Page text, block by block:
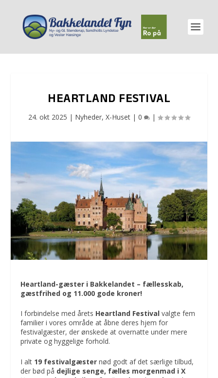
HEARTLAND FESTIVAL
24. okt 2025 | Nyheder, X-Huset | 0 |
Heartland-gæster i Bakkelandet – fællesskab,
gæstfrihed og 11.000 gode kroner!
I forbindelse med årets Heartland Festival valgte fem
familier i vores område at åbne deres hjem for
festivalgæster, der ønskede at overnatte under mere
private og hyggelige forhold.
I alt 19 festivalgæster nød godt af det særlige tilbud,
der bød på dejlige senge, fælles morgenmad i X